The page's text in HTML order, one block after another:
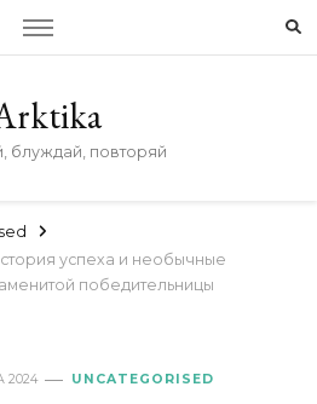
блуждай, повторяй
успеха и необычные
победительницы
2024 UNCATEGORISED